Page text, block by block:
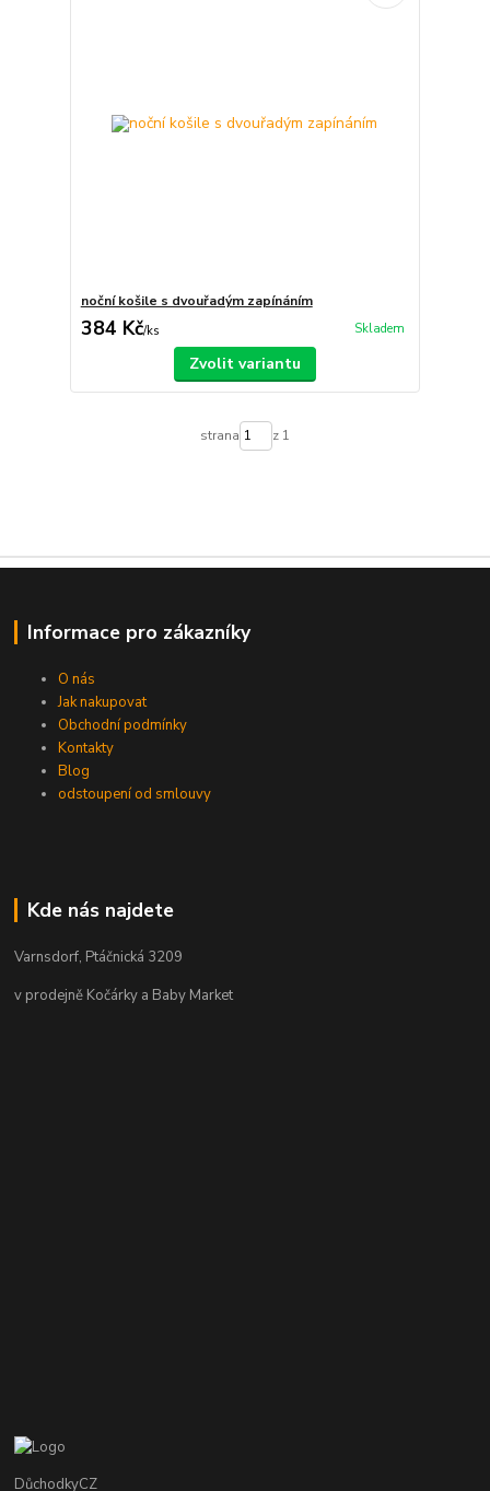
noční košile s dvouřadým zapínáním
384 Kč/ks Skladem
Zvolit variantu
strana z 1
Informace pro zákazníky
O nás
Jak nakupovat
Obchodní podmínky
Kontakty
Blog
odstoupení od smlouvy
Kde nás najdete
Varnsdorf, Ptáčnická 3209
v prodejně Kočárky a Baby Market
DůchodkyCZ